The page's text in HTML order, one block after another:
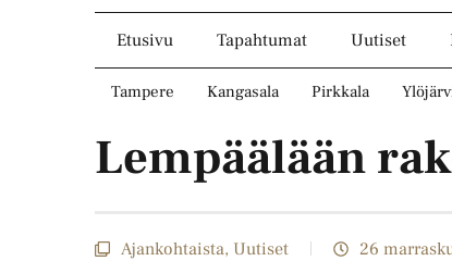
Etusivu Tapahtumat Uutiset
Tampere Kangasala Pirkkala
Lempäälään
Ajankohtaista, Uutiset 26